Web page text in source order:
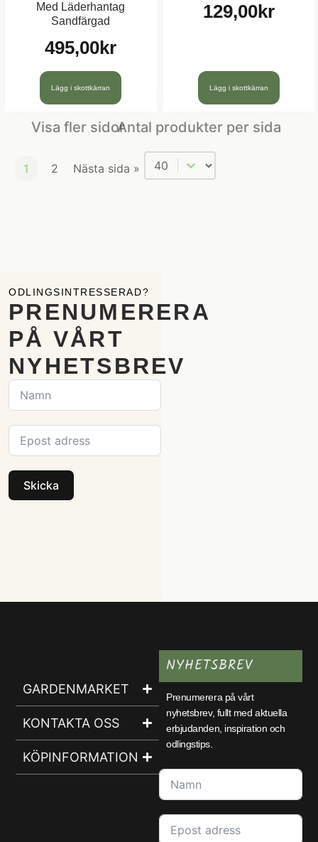
Med Läderhantag
Sandfärgad
495,00kr
Lägg i skottkärran
129,00kr
Lägg i skottkärran
Visa fler sidor
1 2 Nästa sida »
Antal produkter per sida
Antal produkter per sida
ODLINGSINTRESSERAD?
PRENUMERERA
PÅ VÅRT
NYHETSBREV
Skicka
GARDENMARKET
KONTAKTA OSS
KÖPINFORMATION
NYHETSBREV
Prenumerera på vårt
nyhetsbrev, fullt med aktuella
erbjudanden, inspiration och
odlingstips.